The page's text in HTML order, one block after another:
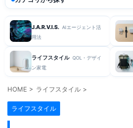
J.A.R.V.I.S. AIエージェント活
用法
ライフスタイル QOL・デザイ
ン家電
HOME > ライフスタイル >
ライフスタイル